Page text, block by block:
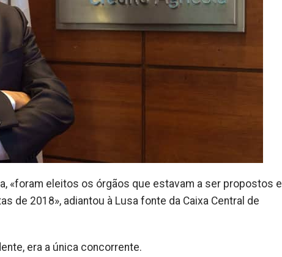
«foram eleitos os órgãos que estavam a ser propostos e
de 2018», adiantou à Lusa fonte da Caixa Central de
era a única concorrente.